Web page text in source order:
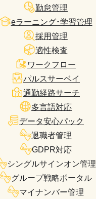
勤怠管理
eラーニング・学習管理
採用管理
適性検査
ワークフロー
パルスサーベイ
通勤経路サーチ
多言語対応
データ安心パック
退職者管理
GDPR対応
シングルサインオン管理
グループ戦略ポータル
マイナンバー管理